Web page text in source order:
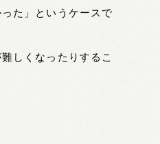
た」というケースで
しくなったりするこ